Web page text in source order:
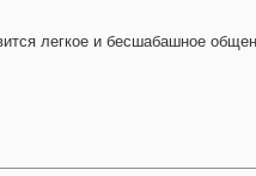
легкое и бесшабашное